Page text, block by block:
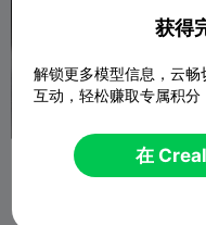
6x6轮式机甲榴弹炮车
获得
解锁更多模型信息，云
互动，轻松赚取专属积分
在